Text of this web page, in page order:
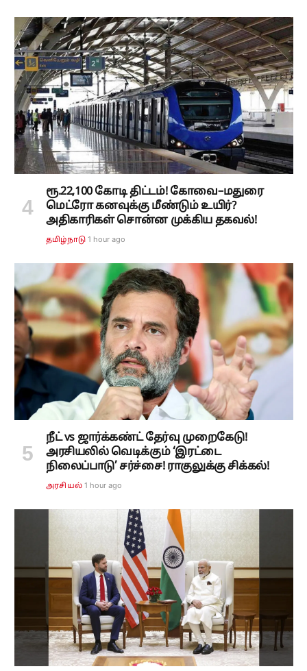
ரூ.22,100 கோடி திட்டம்! கோவை–மதுரை
மெட்ரோ கனவுக்கு மீண்டும் உயிர்?
அதிகாரிகள் சொன்ன முக்கிய தகவல்!
தமிழ்நாடு 1 hour ago
நீட் vs ஜார்க்கண்ட் தேர்வு முறைகேடு!
அரசியலில் வெடிக்கும் ‘இரட்டை
நிலைப்பாடு’ சர்ச்சை! ராகுலுக்கு சிக்கல்!
அரசியல் 1 hour ago